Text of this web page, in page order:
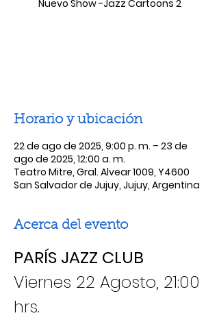
Nuevo Show -Jazz Cartoons 2
Horario y ubicación
22 de ago de 2025, 9:00 p. m. – 23 de
ago de 2025, 12:00 a. m.
Teatro Mitre, Gral. Alvear 1009, Y4600
San Salvador de Jujuy, Jujuy, Argentina
Acerca del evento
PARÍS JAZZ CLUB
Viernes 22 Agosto, 21:00
hrs.